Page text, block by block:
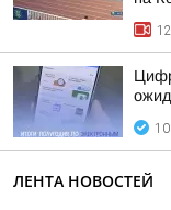
ЛЕНТА НОВОСТЕЙ